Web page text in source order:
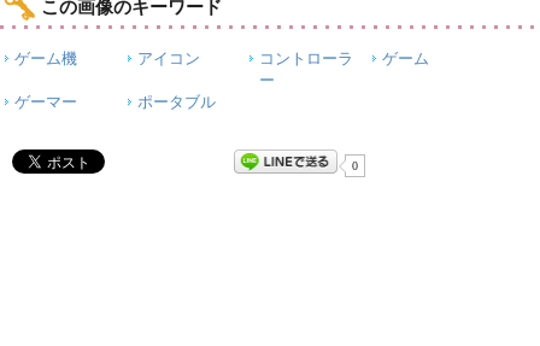
この画像のキーワード
ゲーム機 アイコン
コントローラ
ー
ゲーム
ゲーマー ポータブル
0